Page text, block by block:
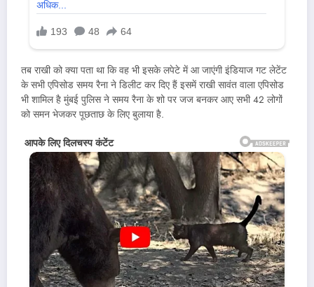
तब राखी को क्या पता था कि वह भी इसके लपेटे में आ जाएंगी इंडियाज गट लेटेंट
के सभी एपिसोड समय रैना ने डिलीट कर दिए हैं इसमें राखी सावंत वाला एपिसोड
भी शामिल है मुंबई पुलिस ने समय रैना के शो पर जज बनकर आए सभी 42 लोगों
को समन भेजकर पूछताछ के लिए बुलाया है.